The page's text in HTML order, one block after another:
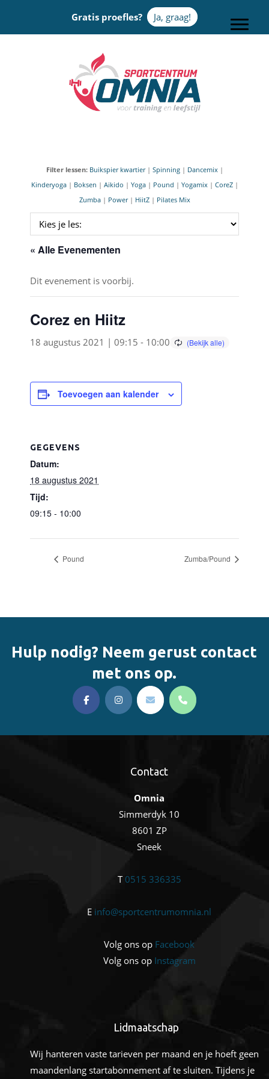
Gratis proefles? Ja, graag!
Filter lessen: Buikspier kwartier| Spinning| Dancemix|
Kinderyoga| Boksen | Aikido | Yoga| Pound | Yogamix| CoreZ|
Zumba| Power| HiitZ| Pilates Mix
« Alle Evenementen
Dit evenement is voorbij.
Corez en Hiitz
18 augustus 2021 | 09:15 - 10:00
Toevoegen aan kalender
GEGEVENS
Datum:
18 augustus 2021
Tijd:
09:15 - 10:00
Pound Zumba/Pound
Hulp nodig? Neem gerust contact
met ons op.
Contact
Omnia
Simmerdyk 10
8601 ZP
Sneek
T0515 336335
E info@sportcentrumomnia.nl
Volg ons op Facebook
Volg ons op Instagram
Lidmaatschap
Wij hanteren vaste tarieven per maand en je hoeft geen
maandenlang startabonnement af te sluiten. Tijdens je